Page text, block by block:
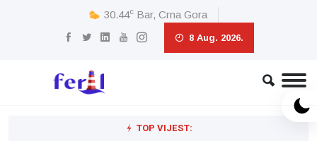
30.44c Bar, Crna Gora
8 Aug. 2026.
TOP VIJEST: